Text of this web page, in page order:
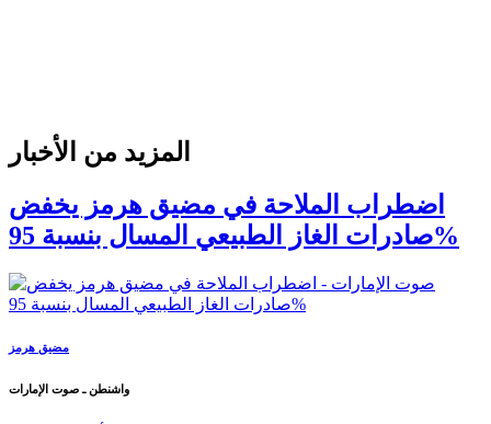
المزيد من الأخبار
اضطراب الملاحة في مضيق هرمز يخفض
صادرات الغاز الطبيعي المسال بنسبة 95%
مضيق هرمز
واشنطن ـ صوت الإمارات